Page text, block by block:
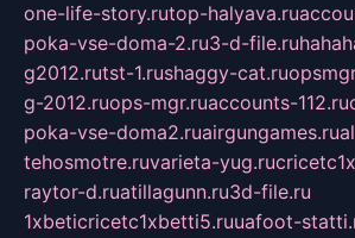
one-life-story.rutop-halyava.ru
poka-vse-doma-2.ru3-d-file.ru
g2012.rutst-1.rushaggy-cat.ru
g-2012.ruops-mgr.ruaccounts-112.ru
poka-vse-doma2.ruairgungames.ru
tehosmotre.ruvarieta-yug.ru
raytor-d.ruatillagunn.ru3d-file.ru
1xbeticricetc1xbetti5.ruuafoot-